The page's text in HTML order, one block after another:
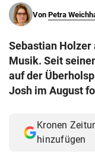
search
eingeben
Muthgasse 2, 1190
Von Petra
Sebastian Holzer
Musik. Seit
auf der
Josh im August
Kronen
hinzufügen